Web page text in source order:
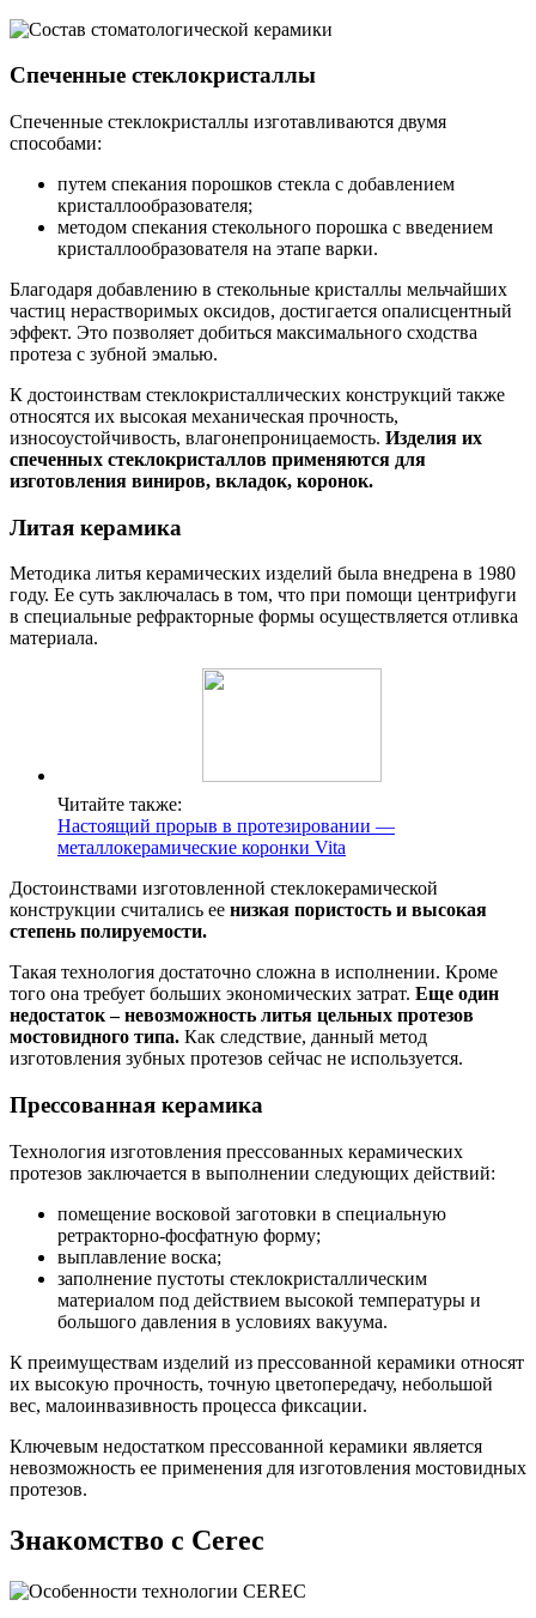
Спеченные стеклокристаллы
Спеченные стеклокристаллы изготавливаются двумя
способами:
путем спекания порошков стекла с добавлением
кристаллообразователя;
методом спекания стекольного порошка с введением
кристаллообразователя на этапе варки.
Благодаря добавлению в стекольные кристаллы мельчайших
частиц нерастворимых оксидов, достигается опалисцентный
эффект. Это позволяет добиться максимального сходства
протеза с зубной эмалью.
К достоинствам стеклокристаллических конструкций также
относятся их высокая механическая прочность,
износоустойчивость, влагонепроницаемость. Изделия их
спеченных стеклокристаллов применяются для
изготовления виниров, вкладок, коронок.
Литая керамика
Методика литья керамических изделий была внедрена в 1980
году. Ее суть заключалась в том, что при помощи центрифуги
в специальные рефракторные формы осуществляется отливка
материала.
Читайте также:
Настоящий прорыв в протезировании —
металлокерамические коронки Vita
Достоинствами изготовленной стеклокерамической
конструкции считались ее низкая пористость и высокая
степень полируемости.
Такая технология достаточно сложна в исполнении. Кроме
того она требует больших экономических затрат. Еще один
недостаток – невозможность литья цельных протезов
мостовидного типа. Как следствие, данный метод
изготовления зубных протезов сейчас не используется.
Прессованная керамика
Технология изготовления прессованных керамических
протезов заключается в выполнении следующих действий:
помещение восковой заготовки в специальную
ретракторно-фосфатную форму;
выплавление воска;
заполнение пустоты стеклокристаллическим
материалом под действием высокой температуры и
большого давления в условиях вакуума.
К преимуществам изделий из прессованной керамики относят
их высокую прочность, точную цветопередачу, небольшой
вес, малоинвазивность процесса фиксации.
Ключевым недостатком прессованной керамики является
невозможность ее применения для изготовления мостовидных
протезов.
Знакомство с Cerec